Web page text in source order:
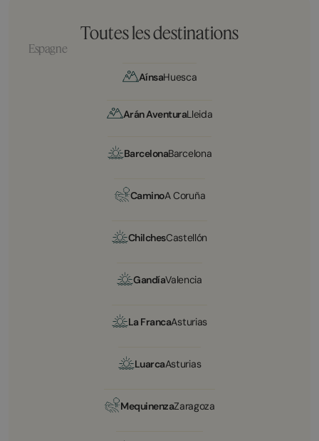
Toutes les destinations
Espagne
AínsaHuesca
Arán AventuraLleida
BarcelonaBarcelona
CaminoA Coruña
ChilchesCastellón
GandíaValencia
La FrancaAsturias
LuarcaAsturias
MequinenzaZaragoza